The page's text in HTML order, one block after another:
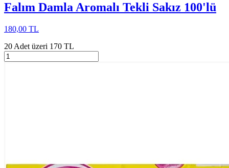
Falım Damla Aromalı Tekli Sakız 100'lü
180,00 TL
20 Adet üzeri 170 TL